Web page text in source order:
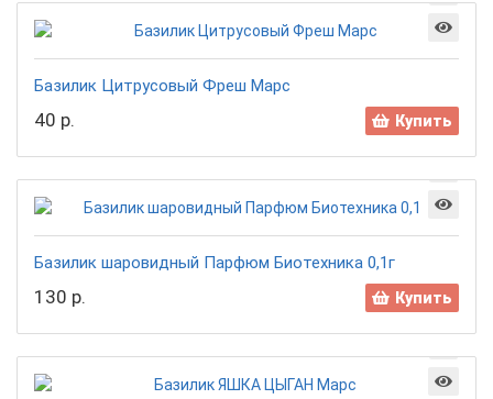
Базилик Цитрусовый Фреш Марс
40 р. Купить
Базилик шаровидный Парфюм Биотехника 0,1г
130 р. Купить